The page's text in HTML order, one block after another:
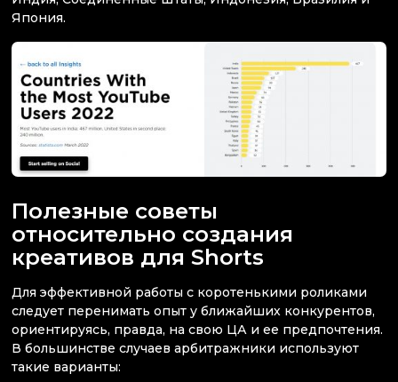
Япония.
Полезные советы
относительно создания
креативов для Shorts
Для эффективной работы с коротенькими роликами
следует перенимать опыт у ближайших конкурентов,
ориентируясь, правда, на свою ЦА и ее предпочтения.
В большинстве случаев арбитражники используют
такие варианты: